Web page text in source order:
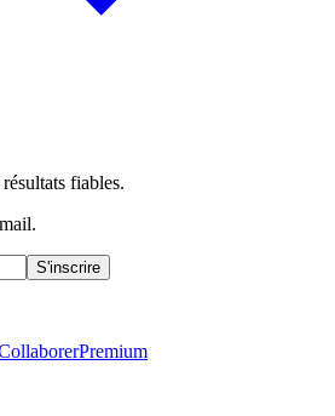
fiables.
S'inscrire
Premium